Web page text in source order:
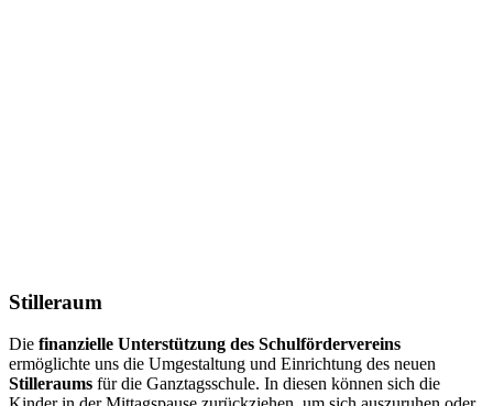
Stilleraum
Die finanzielle Unterstützung des Schulfördervereins
ermöglichte uns die Umgestaltung und Einrichtung des neuen
Stilleraums für die Ganztagsschule. In diesen können sich die